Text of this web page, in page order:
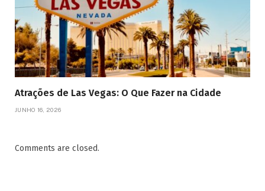
Atrações de Las Vegas: O Que Fazer na Cidade
JUNHO 16, 2026
Comments are closed.